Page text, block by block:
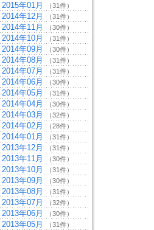
2015年01月 （31件）
2014年12月 （31件）
2014年11月 （30件）
2014年10月 （31件）
2014年09月 （30件）
2014年08月 （31件）
2014年07月 （31件）
2014年06月 （30件）
2014年05月 （31件）
2014年04月 （30件）
2014年03月 （32件）
2014年02月 （28件）
2014年01月 （31件）
2013年12月 （31件）
2013年11月 （30件）
2013年10月 （31件）
2013年09月 （30件）
2013年08月 （31件）
2013年07月 （32件）
2013年06月 （30件）
2013年05月 （31件）